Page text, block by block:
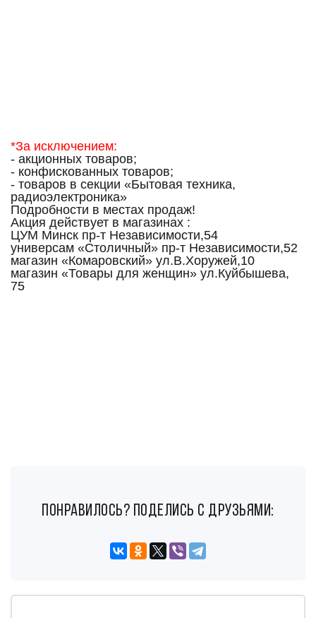
*За исключением:
- акционных товаров;
- конфискованных товаров;
- товаров в секции «Бытовая техника,
радиоэлектроника»
Подробности в местах продаж!
Акция действует в магазинах :
ЦУМ Минск пр-т Независимости,54
универсам «Столичный» пр-т Независимости,52
магазин «Комаровский» ул.В.Хоружей,10
магазин «Товары для женщин» ул.Куйбышева,
75
понравилось? поделись с друзьями: